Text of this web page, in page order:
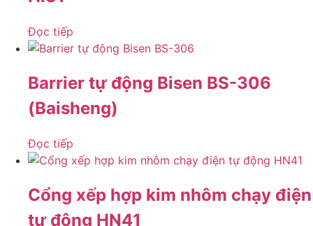
Đọc tiếp
Barrier tự động Bisen BS-306
(Baisheng)
Đọc tiếp
Cổng xếp hợp kim nhôm chạy điện
tự động HN41